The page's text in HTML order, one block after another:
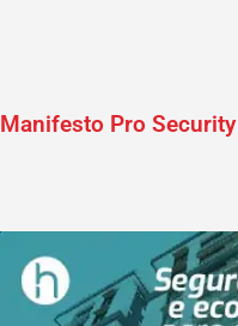
Manifesto Pro Security